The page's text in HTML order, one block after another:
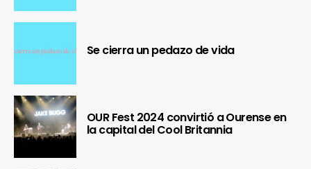
Se cierra un pedazo de vida
OUR Fest 2024 convirtió a Ourense en
la capital del Cool Britannia
¿Te gusta fantasticmag.es?
Pues, ahora que esta web está inactiva,
puede interesarte que la aventura